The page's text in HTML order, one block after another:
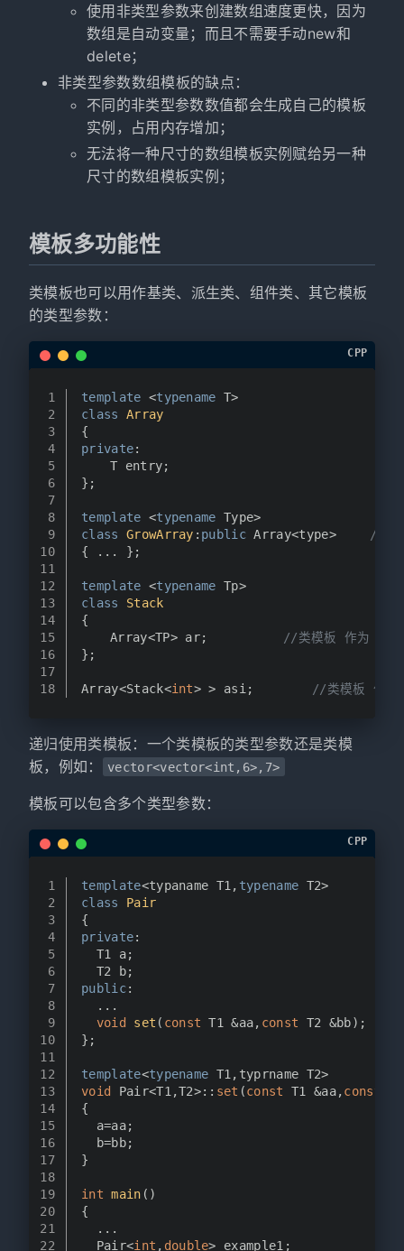
使用非类型参数来创建数组速度更快，因为
数组是自动变量；而且不需要手动new和
delete；
非类型参数数组模板的缺点：
不同的非类型参数数值都会生成自己的模板
实例，占用内存增加；
无法将一种尺寸的数组模板实例赋给另一种
尺寸的数组模板实例；
模板多功能性
类模板也可以用作基类、派生类、组件类、其它模板
的类型参数：
1
2
3
4
5
6
7
8
9
10
11
12
13
14
15
16
17
18
template <typename T>
class
Array
{
private:
	T entry;
};
template <typename Type>
class
GrowArray : public Array<type>
//派
{ ... };
template <typename Tp>
class
Stack
{
//类模板 作为 组件
};
Array<Stack<int //类模板 作为
CPP
递归使用类模板：一个类模板的类型参数还是类模
板，例如：
vector<vector<int,6>,7>
模板可以包含多个类型参数：
1
2
3
4
5
6
7
8
9
10
11
12
13
14
15
16
17
18
19
20
21
22
template<typaname T1, typename T2>
class
Pair
{
private:
  T1 a;
  T2 b;
public:
  ...
void
set ( const T1 &aa, const T2 &bb) ;
};
template<typename T1,typrname T2>
void
Pair<T1,T2>:: set (const T1 &aa,const
{
  a=aa;
  b=bb;
}
int main ()
{
  ...
  Pair<
int , double> example1;
CPP